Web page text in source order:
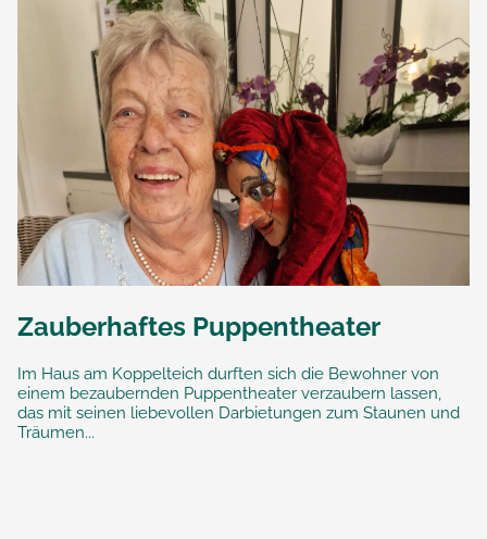
Zauberhaftes Puppentheater
Im Haus am Koppelteich durften sich die Bewohner von
einem bezaubernden Puppentheater verzaubern lassen,
das mit seinen liebevollen Darbietungen zum Staunen und
Träumen...